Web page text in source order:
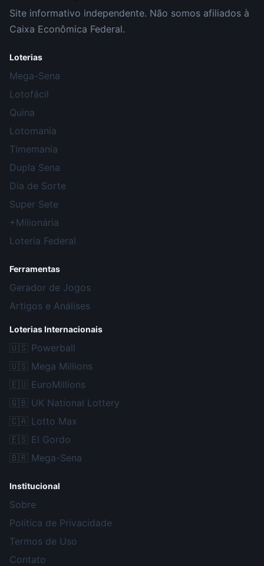
Site informativo independente. Não somos afiliados à
Caixa Econômica Federal.
Loterias
Mega-Sena
Lotofácil
Quina
Lotomania
Timemania
Dupla Sena
Dia de Sorte
Super Sete
+Milionária
Loteria Federal
Ferramentas
Gerador de Jogos
Artigos e Análises
Loterias Internacionais
🇺🇸 Powerball
🇺🇸 Mega Millions
🇪🇺 EuroMillions
🇬🇧 UK National Lottery
🇨🇦 Lotto Max
🇪🇸 El Gordo
🇧🇷 Mega-Sena
Institucional
Sobre
Política de Privacidade
Termos de Uso
Contato